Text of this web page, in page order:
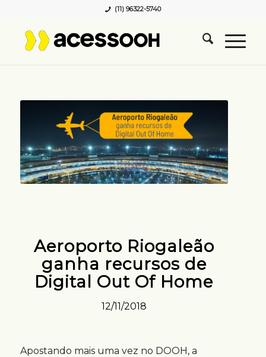
(11) 96322-5740
Aeroporto Riogaleão
ganha recursos de
Digital Out Of Home
12/11/2018
Apostando mais uma vez no DOOH, a